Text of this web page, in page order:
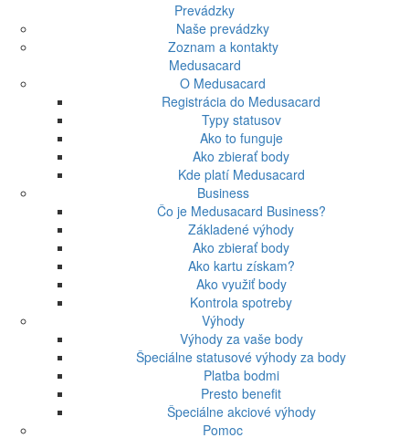
Prevádzky
Naše prevádzky
Zoznam a kontakty
Medusacard
O Medusacard
Registrácia do Medusacard
Typy statusov
Ako to funguje
Ako zbierať body
Kde platí Medusacard
Business
Čo je Medusacard Business?
Základené výhody
Ako zbierať body
Ako kartu získam?
Ako využiť body
Kontrola spotreby
Výhody
Výhody za vaše body
Špeciálne statusové výhody za body
Platba bodmi
Presto benefit
Špeciálne akciové výhody
Pomoc